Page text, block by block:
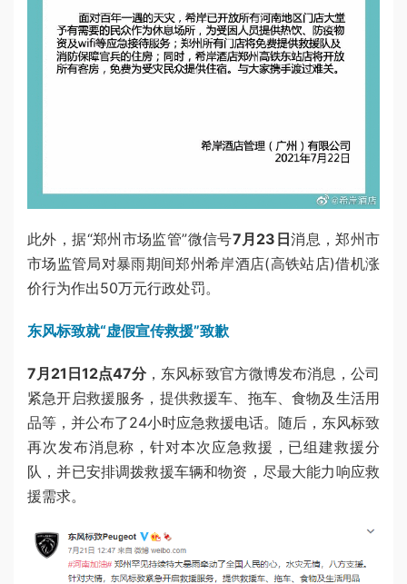
此外，据“郑州市场监管”微信号7月23日消息，郑州市
市场监管局对暴雨期间郑州希岸酒店(高铁站店)借机涨
价行为作出50万元行政处罚。
东风标致就“虚假宣传救援”致歉
7月21日12点47分，东风标致官方微博发布消息，公司
紧急开启救援服务，提供救援车、拖车、食物及生活用
品等，并公布了24小时应急救援电话。随后，东风标致
再次发布消息称，针对本次应急救援，已组建救援分
队，并已安排调拨救援车辆和物资，尽最大能力响应救
援需求。